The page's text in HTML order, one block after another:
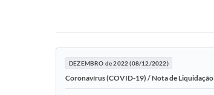
DEZEMBRO de 2022 (08/12/2022)
Coronavírus (COVID-19) / Nota de Liquidação